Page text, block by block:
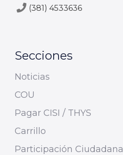
(381) 4533636
Secciones
Noticias
COU
Pagar CISI / THYS
Carrillo
Participación Ciudadana